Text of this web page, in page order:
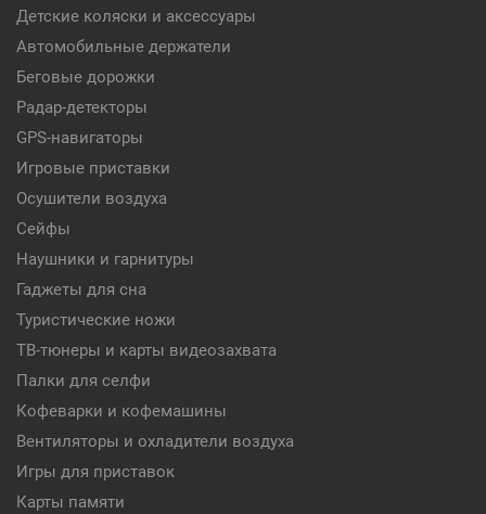
Детские коляски и аксессуары
Автомобильные держатели
Беговые дорожки
Радар-детекторы
GPS-навигаторы
Игровые приставки
Осушители воздуха
Сейфы
Наушники и гарнитуры
Гаджеты для сна
Туристические ножи
ТВ-тюнеры и карты видеозахвата
Палки для селфи
Кофеварки и кофемашины
Вентиляторы и охладители воздуха
Игры для приставок
Карты памяти